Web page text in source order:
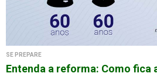
SE PREPARE
Entenda a reforma: Como fica